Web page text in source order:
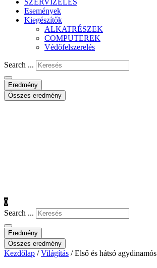
SZERVIZELÉS
Események
Kiegészítők
ALKATRÉSZEK
COMPUTEREK
Védőfelszerelés
Search ...
Eredmény
Összes eredmény
0
Search ...
Eredmény
Összes eredmény
Kezdőlap /Világítás / Első és hátsó agydinamós